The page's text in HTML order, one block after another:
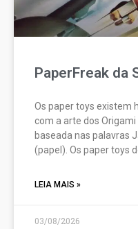
PaperFreak da
Os paper toys existem
com a arte dos
baseada nas palavras
(papel). Os paper toys
LEIA MAIS »
03/08/2026